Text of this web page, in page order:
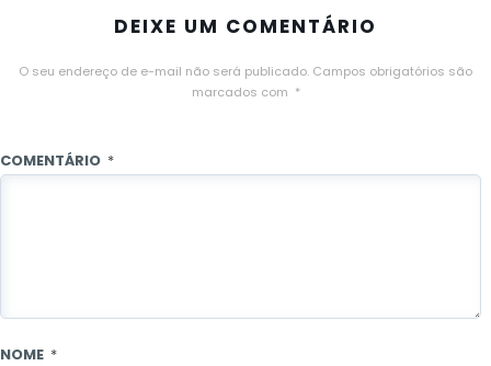
DEIXE UM COMENTÁRIO
O seu endereço de e-mail não será publicado. Campos obrigatórios são
marcados com *
COMENTÁRIO *
NOME *